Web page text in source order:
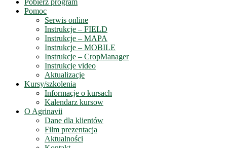
Pobierz program
Pomoc
Serwis online
Instrukcje – FIELD
Instrukcje – MAPA
Instrukcje – MOBILE
Instrukcje – CropManager
Instrukcje video
Aktualizacje
Kursy/szkolenia
Informacje o kursach
Kalendarz kursow
O Agrinavii
Dane dla klientów
Film prezentacja
Aktualności